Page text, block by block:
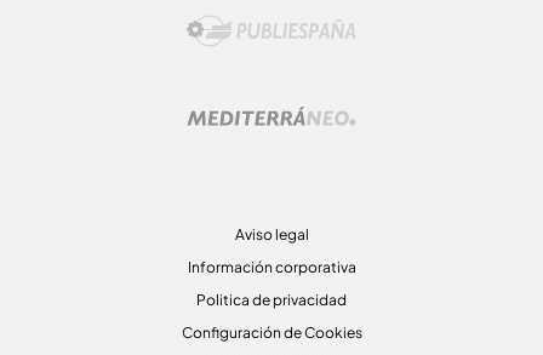
Aviso legal
Información corporativa
Politica de privacidad
Configuración de Cookies